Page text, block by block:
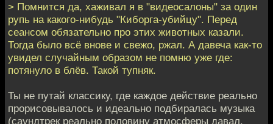
> Помнится да, хаживал я в "видеосалоны" за один
рупь на какого-нибудь "Киборга-убийцу". Перед
сеансом обязательно про этих животных казали.
Тогда было всё внове и свежо, ржал. А давеча как-то
увидел случайным образом не помню уже где:
потянуло в блёв. Такой тупняк.
Ты не путай классику, где каждое действие реально
прорисовывалось и идеально подбиралась музыка
(саундтрек реально половину атмосферы давал,